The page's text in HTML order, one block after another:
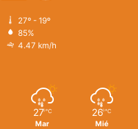
27º - 19º
85%
4.47 km/h
27 ℃
Mar
26 ℃
Mié